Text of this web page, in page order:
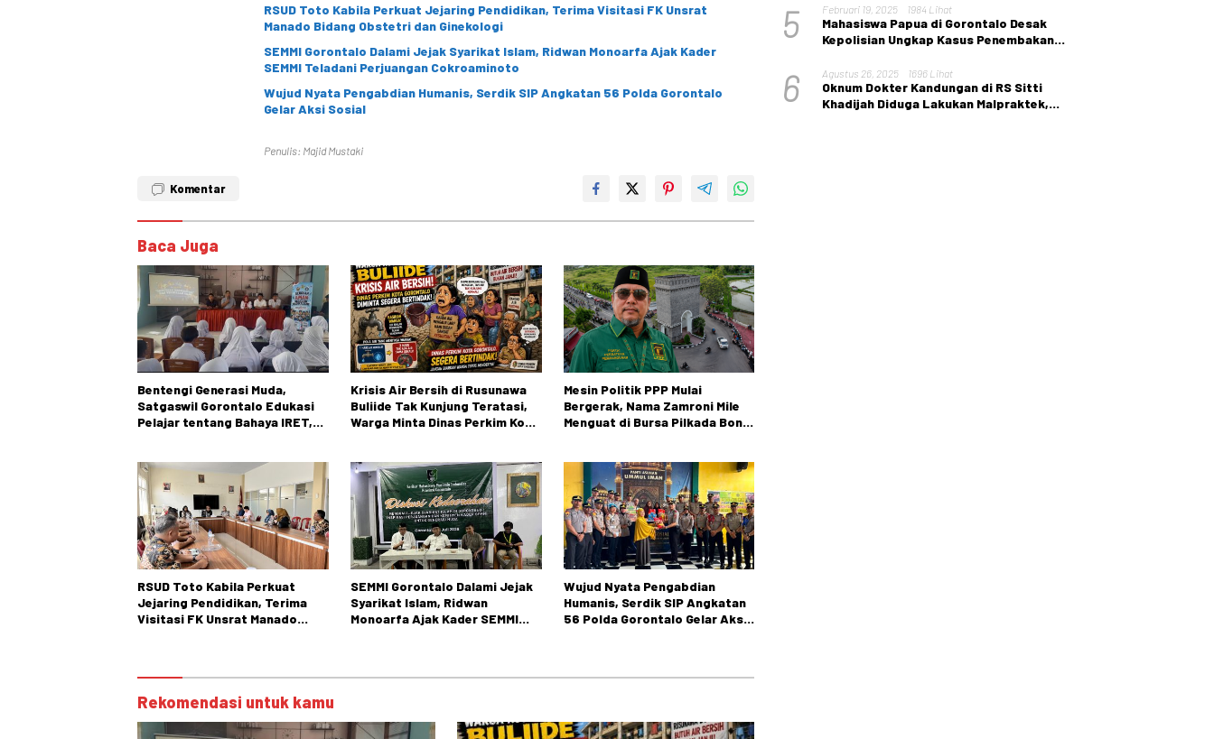
RSUD Toto Kabila Perkuat Jejaring Pendidikan, Terima Visitasi FK Unsrat
Manado Bidang Obstetri dan Ginekologi
SEMMI Gorontalo Dalami Jejak Syarikat Islam, Ridwan Monoarfa Ajak Kader
SEMMI Teladani Perjuangan Cokroaminoto
Wujud Nyata Pengabdian Humanis, Serdik SIP Angkatan 56 Polda Gorontalo
Gelar Aksi Sosial
Penulis: Majid Mustaki
Komentar
Baca Juga
Bentengi Generasi Muda,
Satgaswil Gorontalo Edukasi
Pelajar tentang Bahaya IRET,
Krisis Air Bersih di Rusunawa
Buliide Tak Kunjung Teratasi,
Warga Minta Dinas Perkim Kota
Mesin Politik PPP Mulai
Bergerak, Nama Zamroni Mile
Menguat di Bursa Pilkada Bone
RSUD Toto Kabila Perkuat
Jejaring Pendidikan, Terima
Visitasi FK Unsrat Manado
SEMMI Gorontalo Dalami Jejak
Syarikat Islam, Ridwan
Monoarfa Ajak Kader SEMMI
Wujud Nyata Pengabdian
Humanis, Serdik SIP Angkatan
56 Polda Gorontalo Gelar Aksi
Rekomendasi untuk kamu
5 Februari 19, 2025 1984 Lihat
Mahasiswa Papua di Gorontalo Desak
Kepolisian Ungkap Kasus Penembakan
6 Agustus 26, 2025 1696 Lihat
Oknum Dokter Kandungan di RS Sitti
Khadijah Diduga Lakukan Malpraktek,